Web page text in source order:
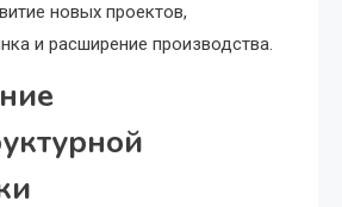
новых проектов,
и расширение производства.